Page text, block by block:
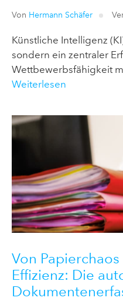
Von Hermann Schäfer
Künstliche Intelligenz
sondern ein zentraler
Wettbewerbsfähigkeit
Weiterlesen
Von
Effizienz: Die